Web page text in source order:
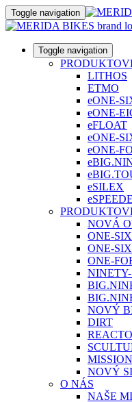
Toggle navigation
Toggle navigation
LITHOS
ETMO
eONE-
eONE-
eFLOAT
eONE-
eONE-
eSILEX
NOVÁ
ONE-
ONE-
ONE-
NOVÝ
DIRT
REACTO
MISSION
NOVÝ
O NÁS
NAŠE